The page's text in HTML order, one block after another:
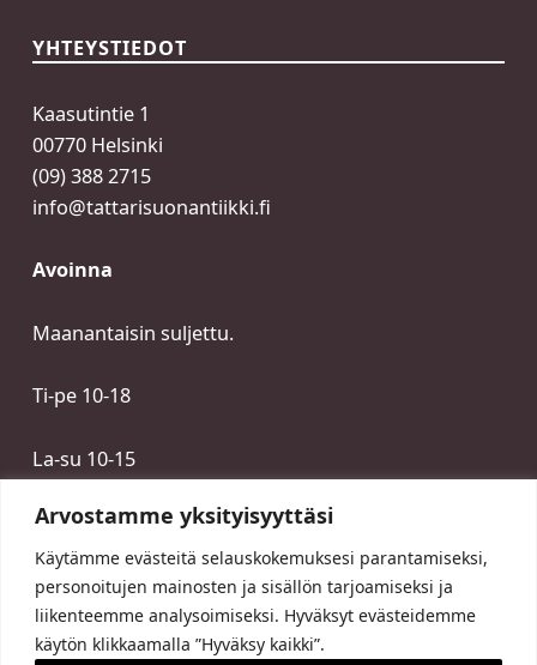
Arvostamme yksityisyyttäsi
Käytämme evästeitä selauskokemuksesi parantamiseksi,
personoitujen mainosten ja sisällön tarjoamiseksi ja
liikenteemme analysoimiseksi. Hyväksyt evästeidemme
käytön klikkaamalla ”Hyväksy kaikki”.
YHTEYSTIEDOT
Kaasutintie 1
00770 Helsinki
(09) 388 2715
info@tattarisuonantiikki.fi
Avoinna
Maanantaisin suljettu.
Ti-pe 10-18
La-su 10-15